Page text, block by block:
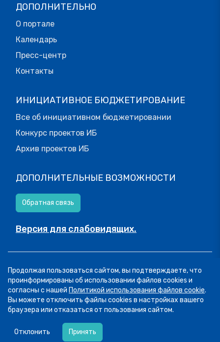
ДОПОЛНИТЕЛЬНО
О портале
Календарь
Пресс-центр
Контакты
ИНИЦИАТИВНОЕ БЮДЖЕТИРОВАНИЕ
Все об инициативном бюджетировании
Конкурс проектов ИБ
Архив проектов ИБ
ДОПОЛНИТЕЛЬНЫЕ ВОЗМОЖНОСТИ
Обратная связь
Версия для слабовидящих.
Все права защищены.Пользовательское соглашение
Сегодня рассказываем о курсе «Семейный
Продолжая пользоваться сайтом, вы подтверждаете, что
проинформированы об использовании файлов cookies и
согласны с нашей Политикой использования файлов cookie.
Вы можете отключить файлы cookies в настройках вашего
браузера или отказаться от пользования сайтом.
Отклонить Принять